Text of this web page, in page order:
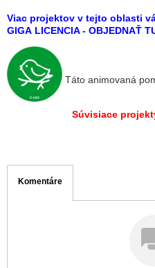
Viac projektov v tejto oblasti
GIGA LICENCIA - OBJEDNAŤ
Táto animovaná
Súvisiace
Komentáre